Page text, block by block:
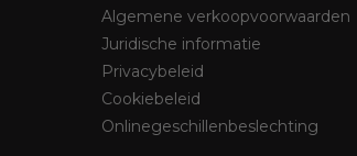
Algemene verkoopvoorwaarden
Juridische informatie
Privacybeleid
Cookiebeleid
Onlinegeschillenbeslechting